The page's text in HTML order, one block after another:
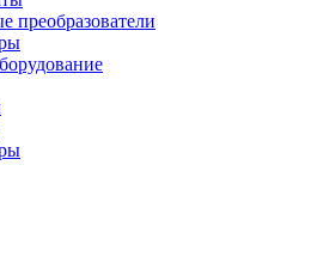
преобразователи